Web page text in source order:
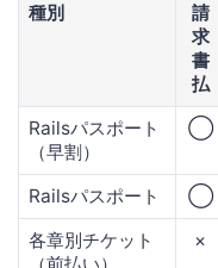
種別
請
求
書
払
Railsパスポート
（早割）
◯
Railsパスポート ◯
各章別チケット
×